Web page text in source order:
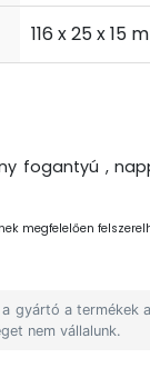
116 x 25 x 15
fogantyú ,
megfelelően
gyártó a termékek
nem vállalunk.